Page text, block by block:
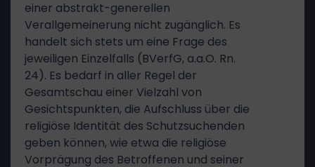
einer abstrakt-generellen
Verallgemeinerung nicht zugänglich. Es
handelt sich stets um eine Frage des
jeweiligen Einzelfalls (BVerfG, a.a.O. Rn.
24). Es bedarf in aller Regel der
Gesamtschau einer Vielzahl von
Gesichtspunkten, die Aufschluss über die
religiöse Identität des Schutzsuchenden
geben können, wie etwa die religiöse
Vorprägung des Betroffenen und seiner